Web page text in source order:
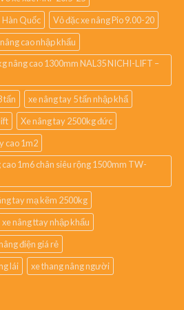
Hàn Quốc
Vỏ đặc xe nâng Pio 9.00-20
cao nhập khẩu
nâng cao 1300mm NAL35 NICHI-LIFT –
tấn
xe nâng tay 5 tấn nhập khẩ
Xe nâng tay 2500kg đức
cao 1m2
1m6 chân siêu rộng 1500mm TW-
tay mạ kẽm 2500kg
xe nâng ttay nhập khẩu
điện giá rẻ
lái
xe thang nâng người